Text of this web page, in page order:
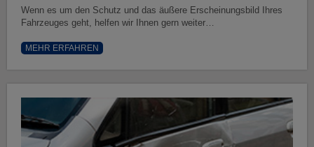
Wenn es um den Schutz und das äußere Erscheinungsbild Ihres
Fahrzeuges geht, helfen wir Ihnen gern weiter…
MEHR ERFAHREN